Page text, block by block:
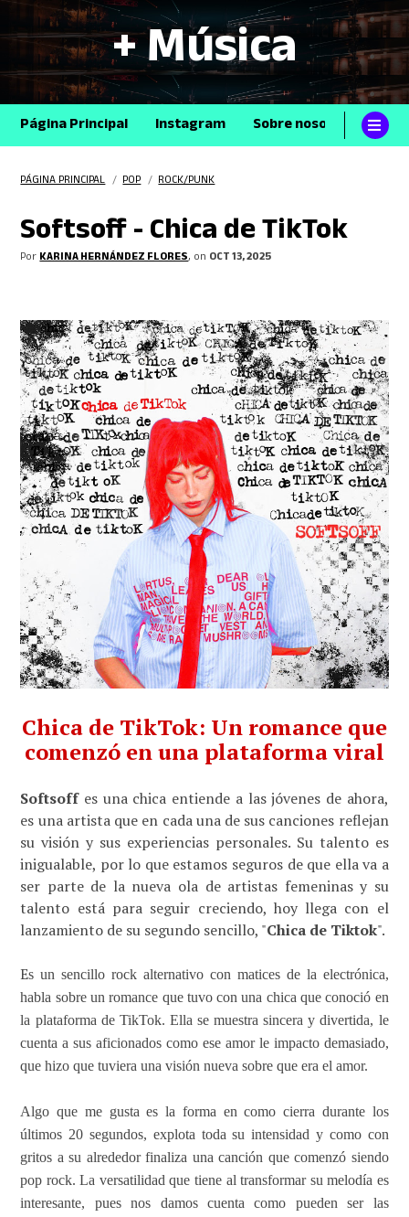
+ Música
Página Principal Instagram Sobre nosotros
PÁGINA PRINCIPAL /POP /ROCK/PUNK
Softsoff - Chica de TikTok
PorKARINA HERNÁNDEZ FLORES, on OCT 13, 2025
Chica de TikTok: Un romance que
comenzó en una plataforma viral
Softsoff es una chica entiende a las jóvenes de ahora,
es una artista que en cada una de sus canciones reflejan
su visión y sus experiencias personales. Su talento es
inigualable, por lo que estamos seguros de que ella va a
ser parte de la nueva ola de artistas femeninas y su
talento está para seguir creciendo, hoy llega con el
lanzamiento de su segundo sencillo, "Chica de Tiktok".
Es un sencillorock alternativo con matices de la electrónica,
habla sobre un romance que tuvo con una chica que conoció en
la plataforma de TikTok. Ella se muestra sincera y divertida, le
cuenta a sus aficionados como ese amor le impacto demasiado,
que hizo que tuviera una visión nueva sobre que era el amor.
Algo que me gusta es la forma en como cierra durante los
últimos 20 segundos, explota toda su intensidad y como con
gritos a su alrededor finaliza una canción que comenzó siendo
pop rock. La versatilidad que tiene al transformar su melodía es
interesante, pues nos damos cuenta como pueden ser las